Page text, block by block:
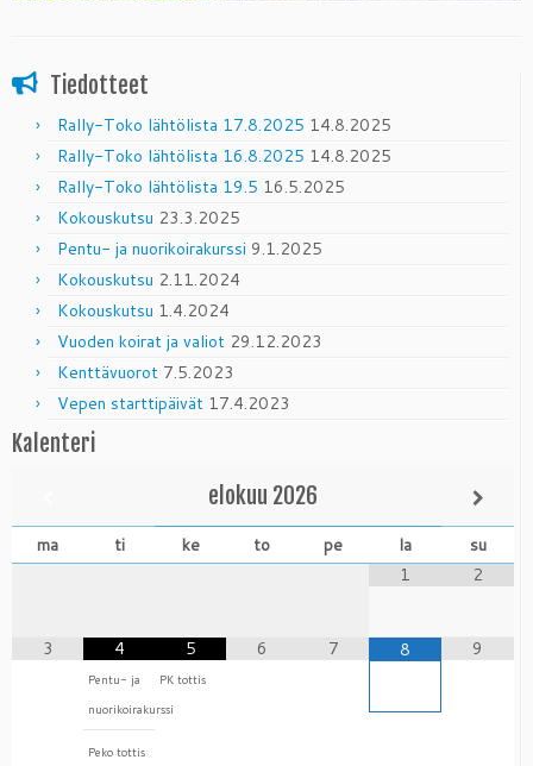
Tiedotteet
Rally-Toko lähtölista 17.8.2025 14.8.2025
Rally-Toko lähtölista 16.8.2025 14.8.2025
Rally-Toko lähtölista 19.5 16.5.2025
Kokouskutsu 23.3.2025
Pentu- ja nuorikoirakurssi 9.1.2025
Kokouskutsu 2.11.2024
Kokouskutsu 1.4.2024
Vuoden koirat ja valiot 29.12.2023
Kenttävuorot 7.5.2023
Vepen starttipäivät 17.4.2023
Kalenteri
elokuu 2026
ma ti ke to pe la
su
1
2
3 4
Pentu- ja
nuorikoirakurssi
Peko tottis
5
PK tottis
6 7 8 9